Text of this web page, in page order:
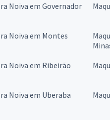
Noiva em Governador
Noiva em Montes
Noiva em Ribeirão
Noiva em Uberaba